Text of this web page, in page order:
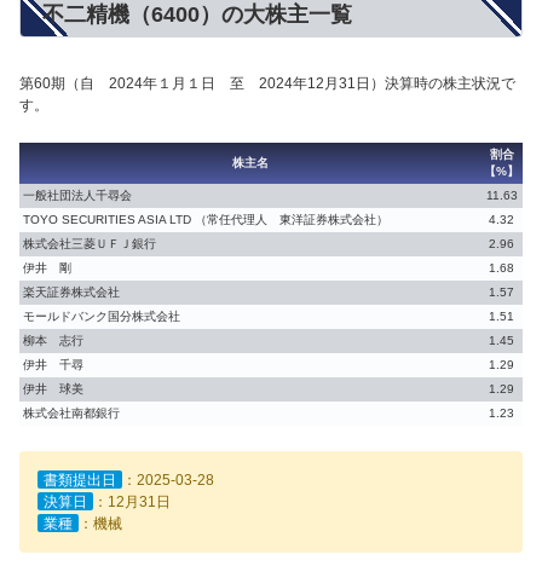
不二精機（6400）の大株主一覧
第60期（自 2024年１月１日 至 2024年12月31日）決算時の株主状況で
す。
株主名
割合
【%】
一般社団法人千尋会
11.63
TOYO SECURITIES ASIA LTD （常任代理人 東洋証券株式会社）
4.32
株式会社三菱ＵＦＪ銀行
2.96
伊井 剛
1.68
楽天証券株式会社
1.57
モールドバンク国分株式会社
1.51
柳本 志行
1.45
伊井 千尋
1.29
伊井 球美
1.29
株式会社南都銀行
1.23
書類提出日
：2025-03-28
決算日
：12月31日
業種
：機械